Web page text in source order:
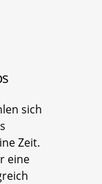
sich
Zeit.
eine